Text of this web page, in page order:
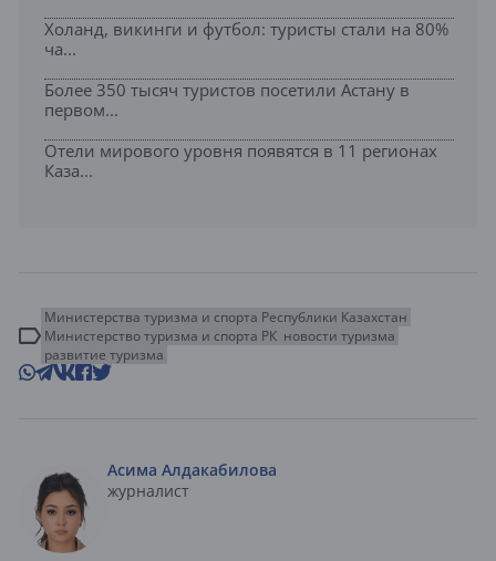
Холанд, викинги и футбол: туристы стали на 80%
ча...
Более 350 тысяч туристов посетили Астану в
первом...
Отели мирового уровня появятся в 11 регионах
Каза...
Министерства туризма и спорта Республики Казахстан
Министерство туризма и спорта РК новости туризма
развитие туризма
Асима Алдакабилова
журналист